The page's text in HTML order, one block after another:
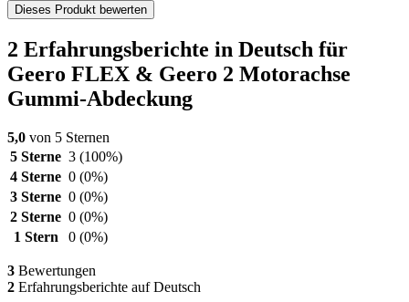
Dieses Produkt bewerten
2 Erfahrungsberichte in Deutsch für
Geero FLEX & Geero 2 Motorachse
Gummi-Abdeckung
5,0 von 5 Sternen
5 Sterne 3 (100%)
4 Sterne 0 (0%)
3 Sterne 0 (0%)
2 Sterne 0 (0%)
1 Stern
0 (0%)
3 Bewertungen
2 Erfahrungsberichte auf Deutsch